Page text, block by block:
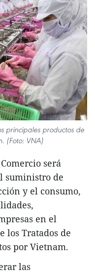
principales productos de
(Foto: VNA)
será
suministro de
y el consumo,
en el
los Tratados de
por Vietnam.
las